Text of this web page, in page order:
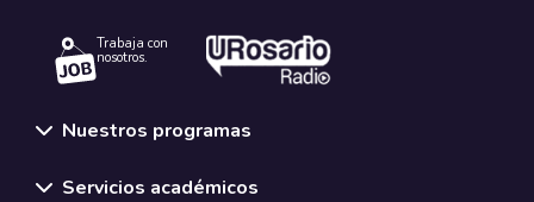
Trabaja con
nosotros.
Nuestros programas
Servicios académicos